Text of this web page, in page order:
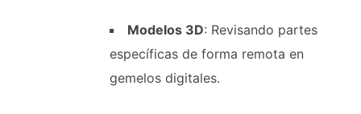
Modelos 3D: Revisando partes
específicas de forma remota en
gemelos digitales.